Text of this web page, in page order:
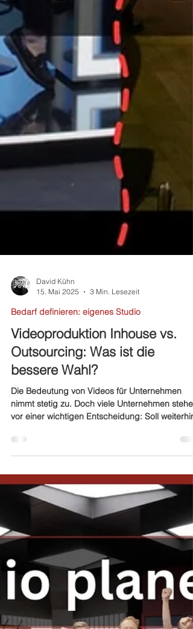
David Kühn
15. Mai 2025
3 Min. Lesezeit
Bedarf definieren: eigenes Studio
Videoproduktion Inhouse vs.
Outsourcing: Was ist die
vor einer wichtigen Entscheidung: Soll weiterhin
auf externe Dienstleister gesetzt werden, oder
es an der Zeit, ein eigenes Studio aufzubauen?
Beide Ansätze haben ihre Vor- und Nachteile,
doch ein eigenes Content-Studio bietet oft die
entscheidenden Vorteile in einer schnelllebigen,
digitalen Medienlandschaft. Warum ist
Videoproduktion für Unternehmen so wichtig?
Bewegtbildinhalte sind